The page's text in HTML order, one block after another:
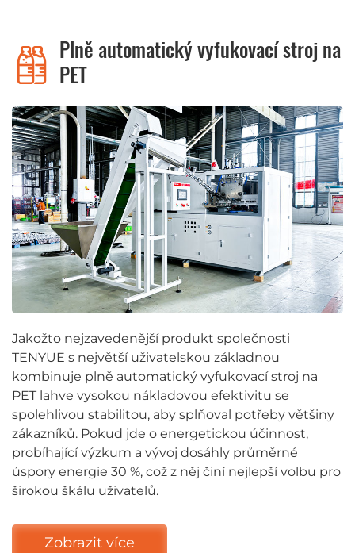
Plně automatický vyfukovací stroj na
PET
Jakožto nejzavedenější produkt společnosti
TENYUE s největší uživatelskou základnou
kombinuje plně automatický vyfukovací stroj na
PET lahve vysokou nákladovou efektivitu se
spolehlivou stabilitou, aby splňoval potřeby většiny
zákazníků. Pokud jde o energetickou účinnost,
probíhající výzkum a vývoj dosáhly průměrné
úspory energie 30 %, což z něj činí nejlepší volbu pro
širokou škálu uživatelů.
Zobrazit více